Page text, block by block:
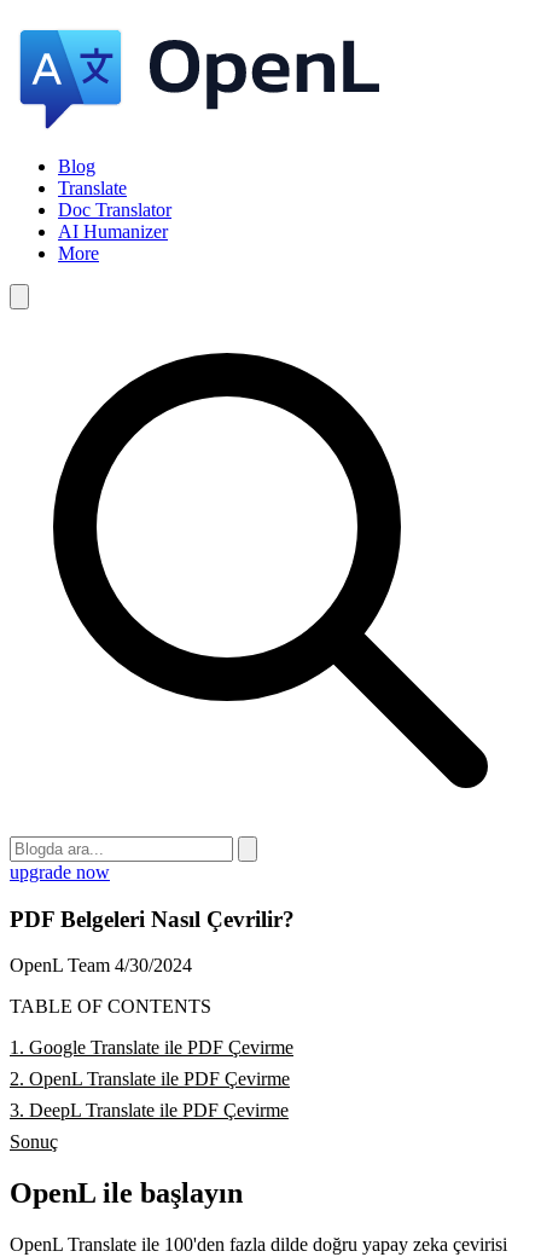
Blog
Translate
Doc Translator
AI Humanizer
More
upgrade now
PDF Belgeleri Nasıl Çevrilir?
OpenL Team 4/30/2024
TABLE OF CONTENTS
1. Google Translate ile PDF Çevirme
2. OpenL Translate ile PDF Çevirme
3. DeepL Translate ile PDF Çevirme
Sonuç
OpenL ile başlayın
OpenL Translate ile 100'den fazla dilde doğru yapay zeka çevirisi